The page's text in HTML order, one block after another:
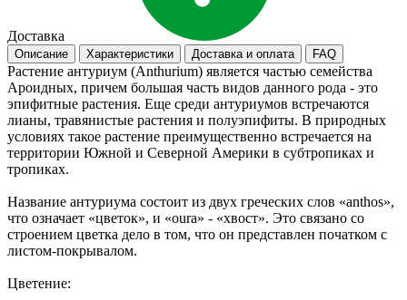
Доставка
Описание Характеристики Доставка и оплата FAQ
Растение антуриум (Anthurium) является частью семейства
Ароидных, причем большая часть видов данного рода - это
эпифитные растения. Еще среди антуриумов встречаются
лианы, травянистые растения и полуэпифиты. В природных
условиях такое растение преимущественно встречается на
территории Южной и Северной Америки в субтропиках и
тропиках.
Название антуриума состоит из двух греческих слов «anthos»,
что означает «цветок», и «oura» - «хвост». Это связано со
строением цветка дело в том, что он представлен початком с
листом-покрывалом.
Цветение: